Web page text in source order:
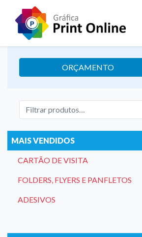
ORÇAMENTO
MAIS VENDIDOS
CARTÃO DE VISITA
FOLDERS, FLYERS E PANFLETOS
ADESIVOS